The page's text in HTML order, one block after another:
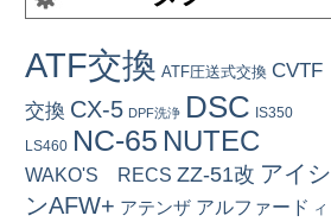
ATF交換 ATF圧送式交換 CVTF
交換 CX-5 DPF洗浄 DSC IS350
LS460 NC-65 NUTEC
WAKO'S RECS ZZ-51改 アイシ
ンAFW+ アテンザ アルファード イ